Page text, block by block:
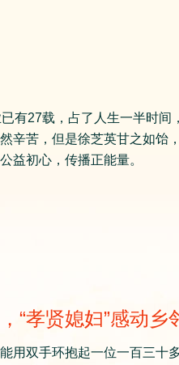
有27载，占了人生一半时间
辛苦，但是徐芝英甘之如饴
益初心，传播正能量。
“孝贤媳妇”感动乡
用双手环抱起一位一百三十